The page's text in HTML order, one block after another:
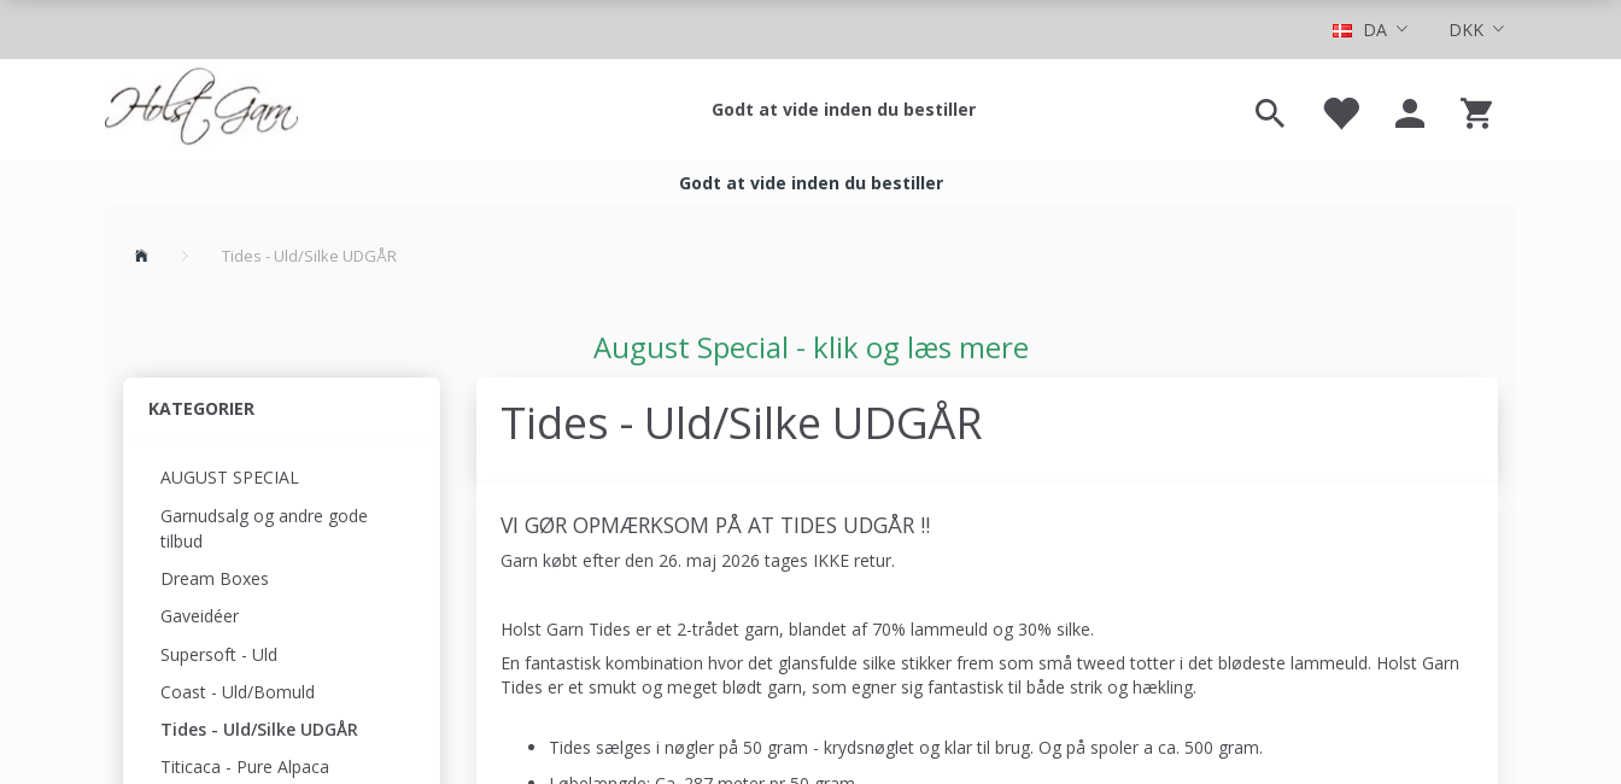
DKK
DA
Godt at vide inden du bestiller
Godt at vide inden du bestiller
Tides - Uld/Silke UDGÅR
August Special - klik og læs mere
KATEGORIER
AUGUST SPECIAL
Garnudsalg og andre gode
tilbud
Dream Boxes
Gaveidéer
Supersoft - Uld
Coast - Uld/Bomuld
Tides - Uld/Silke UDGÅR
Titicaca - Pure Alpaca
Tides - Uld/Silke UDGÅR
VI GØR OPMÆRKSOM PÅ AT TIDES UDGÅR !!
Garn købt efter den 26. maj 2026 tages IKKE retur.
Holst Garn Tides er et 2-trådet garn, blandet af 70% lammeuld og 30% silke.
En fantastisk kombination hvor det glansfulde silke stikker frem som små tweed totter i det blødeste lammeuld. Holst Garn
Tides er et smukt og meget blødt garn, som egner sig fantastisk til både strik og hækling.
Tides sælges i nøgler på 50 gram - krydsnøglet og klar til brug. Og på spoler a ca. 500 gram.